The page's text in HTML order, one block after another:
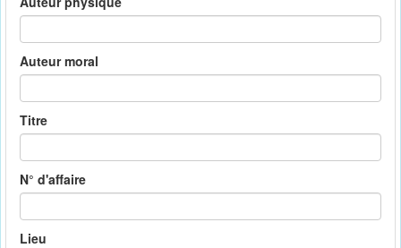
Auteur moral
Titre
N° d'affaire
Lieu